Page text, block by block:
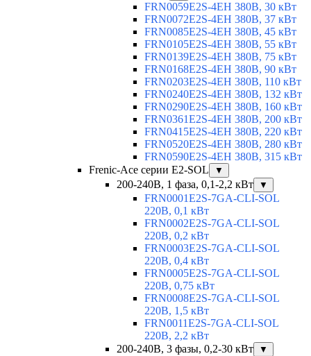
FRN0059E2S-4EH 380В, 30 кВт
FRN0072E2S-4EH 380В, 37 кВт
FRN0085E2S-4EH 380В, 45 кВт
FRN0105E2S-4EH 380В, 55 кВт
FRN0139E2S-4EH 380В, 75 кВт
FRN0168E2S-4EH 380В, 90 кВт
FRN0203E2S-4EH 380В, 110 кВт
FRN0240E2S-4EH 380В, 132 кВт
FRN0290E2S-4EH 380В, 160 кВт
FRN0361E2S-4EH 380В, 200 кВт
FRN0415E2S-4EH 380В, 220 кВт
FRN0520E2S-4EH 380В, 280 кВт
FRN0590E2S-4EH 380В, 315 кВт
Frenic-Ace серии E2-SOL
▼
200-240В, 1 фаза, 0,1-2,2 кВт ▼
FRN0001E2S-7GA-CLI-SOL
220В, 0,1 кВт
FRN0002E2S-7GA-CLI-SOL
220В, 0,2 кВт
FRN0003E2S-7GA-CLI-SOL
220В, 0,4 кВт
FRN0005E2S-7GA-CLI-SOL
220В, 0,75 кВт
FRN0008E2S-7GA-CLI-SOL
220В, 1,5 кВт
FRN0011E2S-7GA-CLI-SOL
220В, 2,2 кВт
200-240В, 3 фазы, 0,2-30 кВт
▼